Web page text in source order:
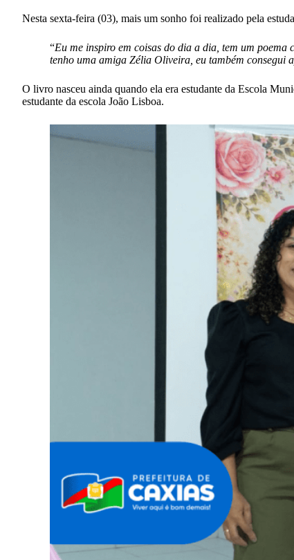
Nesta sexta-feira (03), mais um sonho foi realizado pela
“Eu me inspiro em coisas do dia a dia, tem um
tenho uma amiga Zélia Oliveira, eu também consegui
O livro nasceu ainda quando ela era estudante da Escola
estudante da escola João Lisboa.